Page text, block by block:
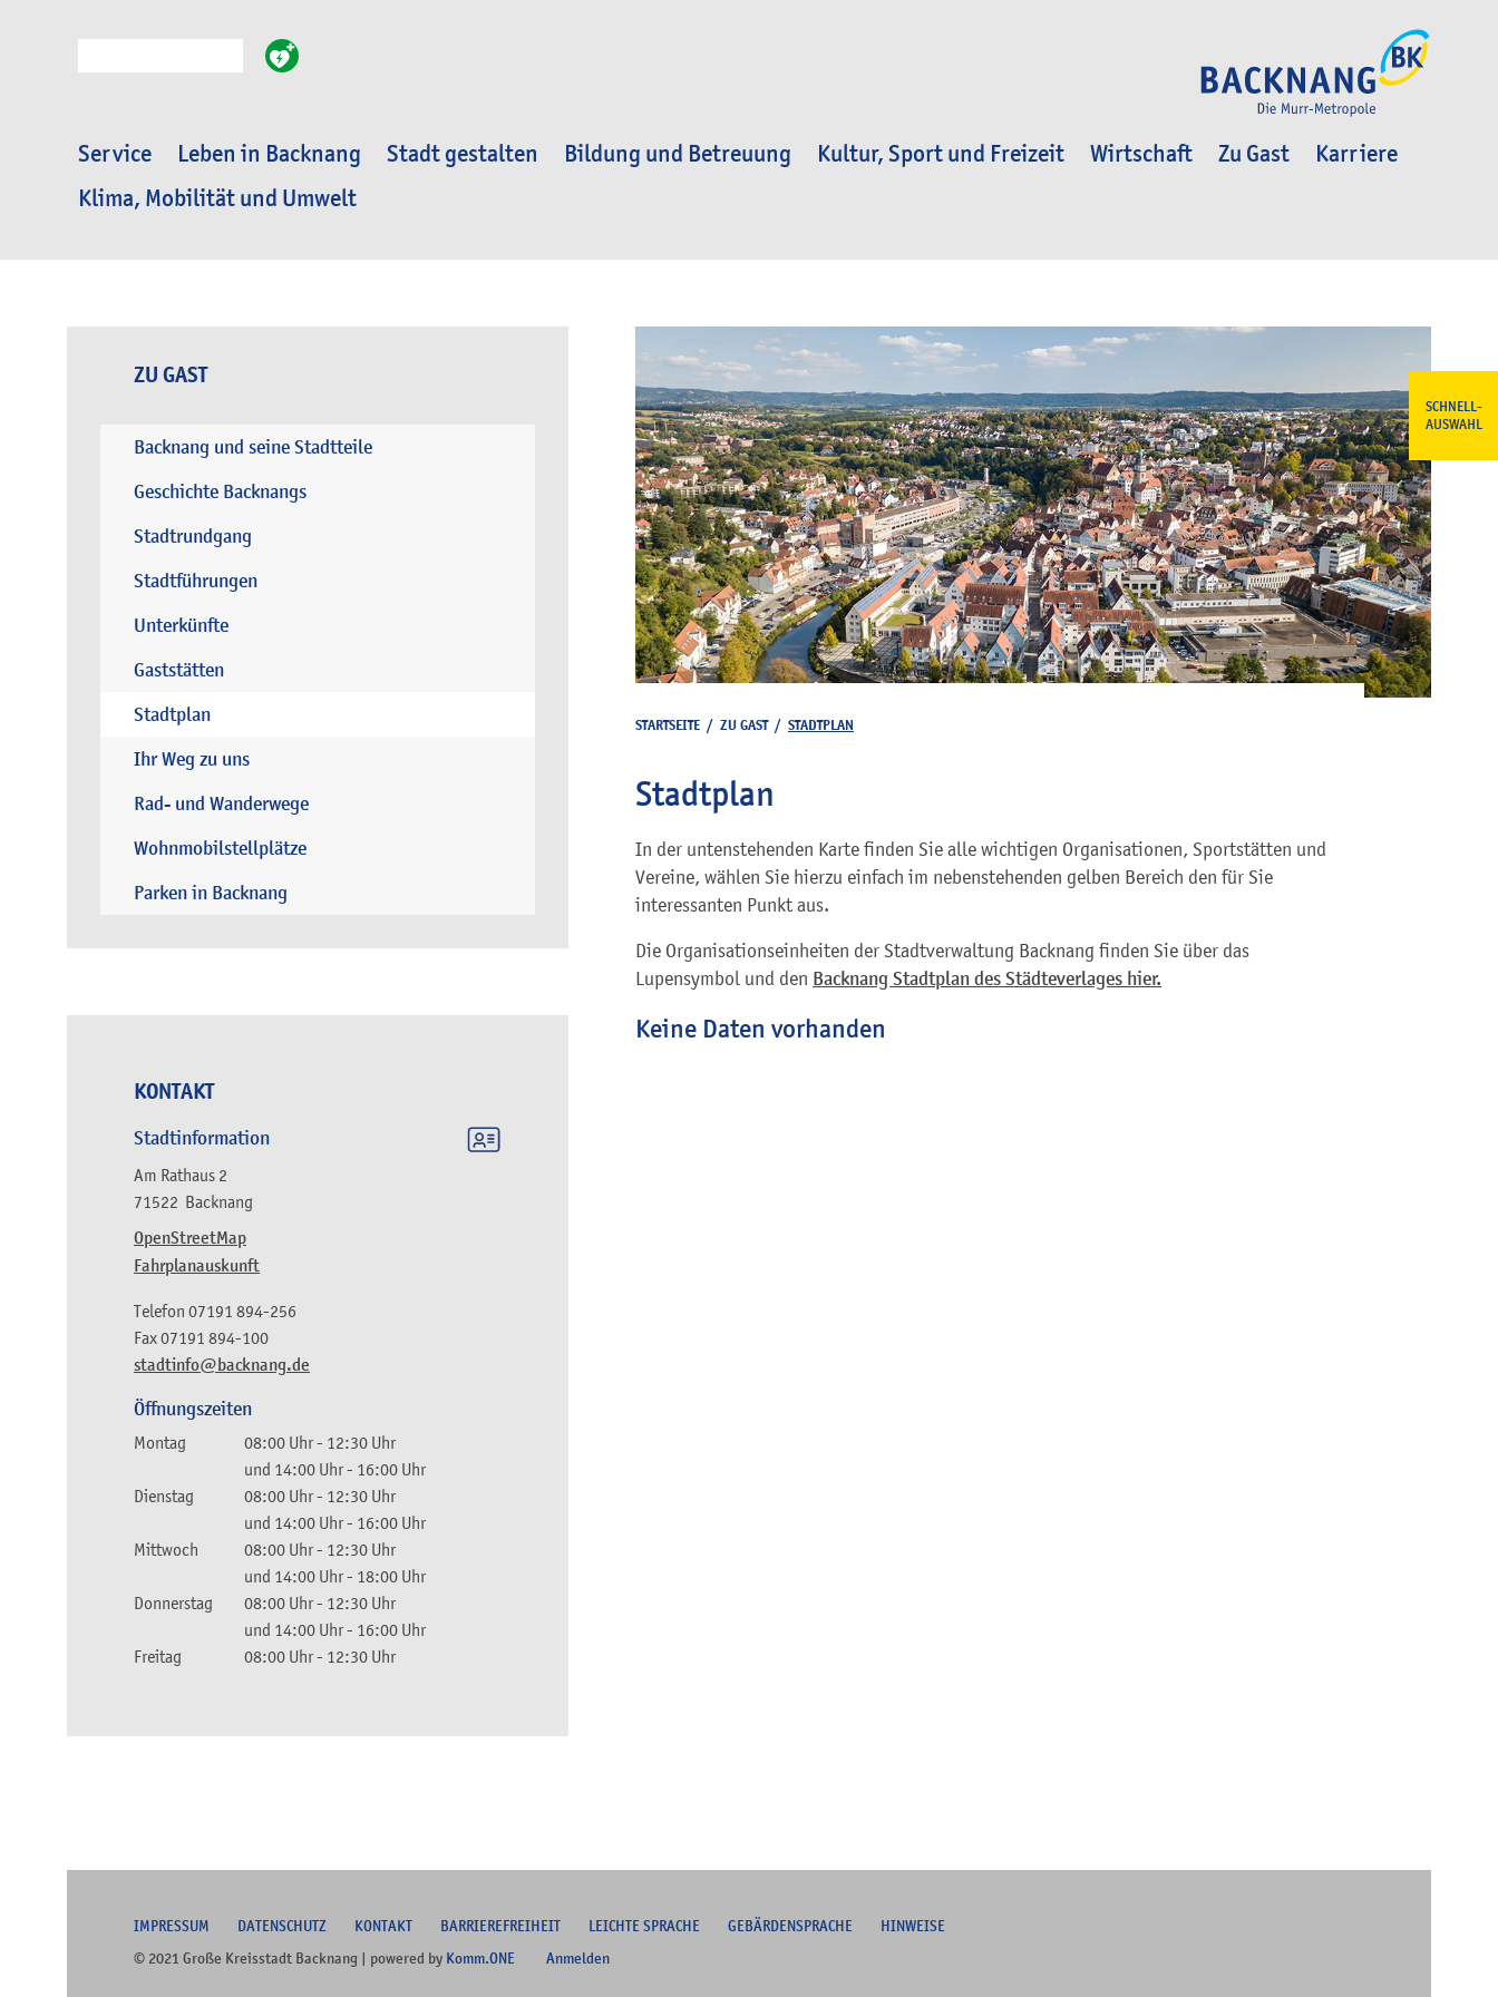
Service Leben in Backnang Stadt gestalten Bildung und Betreuung Kultur, Sport und Freizeit Wirtschaft Zu Gast
Karriere
Klima, Mobilität und Umwelt
SCHNELL-
AUSWAHL
ZU GAST
Backnang und seine Stadtteile
Geschichte Backnangs
Stadtrundgang
Stadtführungen
Unterkünfte
Gaststätten
Stadtplan
Ihr Weg zu uns
Rad- und Wanderwege
Wohnmobilstellplätze
Parken in Backnang
KONTAKT
Stadtinformation
Am Rathaus 2
71522 Backnang
OpenStreetMap
Fahrplanauskunft
stadtinfo@backnang.de
Telefon 07191 894-256
Fax07191 894-100
Öffnungszeiten
Montag 08:00 Uhr- 12:30 Uhr
und 14:00 Uhr- 16:00 Uhr
Dienstag
08:00 Uhr- 12:30 Uhr
und 14:00 Uhr- 16:00 Uhr
Mittwoch
08:00 Uhr- 12:30 Uhr
und 14:00 Uhr- 18:00 Uhr
Donnerstag
08:00 Uhr- 12:30 Uhr
und 14:00 Uhr- 16:00 Uhr
Freitag
08:00 Uhr- 12:30 Uhr
STARTSEITE / ZU GAST/ STADTPLAN
Stadtplan
In der untenstehenden Karte finden Sie alle wichtigen Organisationen, Sportstätten und
Vereine, wählen Sie hierzu einfach im nebenstehenden gelben Bereich den für Sie
interessanten Punkt aus.
Die Organisationseinheiten der Stadtverwaltung Backnang finden Sie über das
Lupensymbol und den Backnang Stadtplan des Städteverlages hier.
Keine Daten vorhanden
IMPRESSUM DATENSCHUTZ KONTAKT BARRIEREFREIHEIT LEICHTE SPRACHE GEBÄRDENSPRACHE
HINWEISE
© 2021 Große Kreisstadt Backnang | powered by Komm.ONE Anmelden